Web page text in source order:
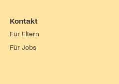
Kontakt
Für Eltern
Für Jobs